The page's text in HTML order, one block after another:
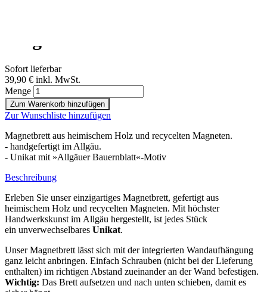
Sofort lieferbar
39,90 € inkl. MwSt.
Menge
Zum Warenkorb hinzufügen
Zur Wunschliste hinzufügen
Magnetbrett aus heimischem Holz und recycelten Magneten.
- handgefertigt im Allgäu.
- Unikat mit »Allgäuer Bauernblatt«-Motiv
Beschreibung
Erleben Sie unser einzigartiges Magnetbrett, gefertigt aus
heimischem Holz und recycelten Magneten. Mit höchster
Handwerkskunst im Allgäu hergestellt, ist jedes Stück
ein unverwechselbares Unikat.
Unser Magnetbrett lässt sich mit der integrierten Wandaufhängung
ganz leicht anbringen. Einfach Schrauben (nicht bei der Lieferung
enthalten) im richtigen Abstand zueinander an der Wand befestigen.
Wichtig: Das Brett aufsetzen und nach unten schieben, damit es